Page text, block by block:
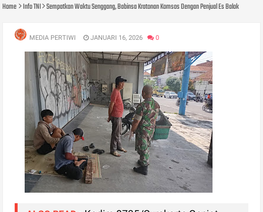
Home Info TNI Sempatkan Waktu Senggang, Babinsa Kratonan Komsos Dengan Penjual Es Balok
MEDIA PERTIWI JANUARI 16, 2026 0